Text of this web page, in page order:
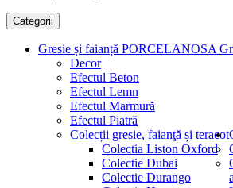
Categorii
Gresie și faianță PORCELANOSA
Decor
Efectul Beton
Efectul Lemn
Efectul Marmură
Efectul Piatră
Colecții gresie, faianţă și teracot
Colectia Liston Oxford
Colectie Dubai
Colectie Durango